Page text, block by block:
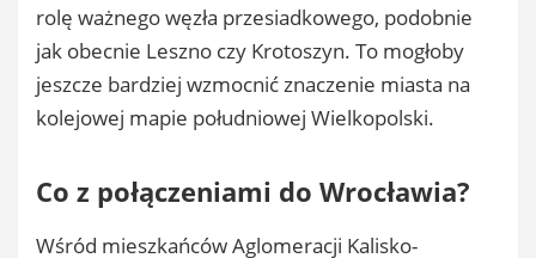
rolę ważnego węzła przesiadkowego, podobnie
jak obecnie Leszno czy Krotoszyn. To mogłoby
jeszcze bardziej wzmocnić znaczenie miasta na
kolejowej mapie południowej Wielkopolski.
Co z połączeniami do Wrocławia?
Wśród mieszkańców Aglomeracji Kalisko-